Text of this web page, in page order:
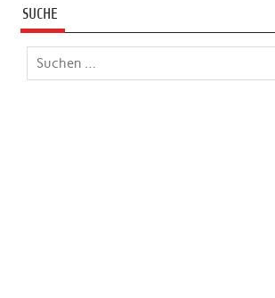
SUCHE